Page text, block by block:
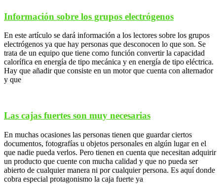
Información sobre los grupos electrógenos
En este artículo se dará información a los lectores sobre los grupos
electrógenos ya que hay personas que desconocen lo que son. Se
trata de un equipo que tiene como función convertir la capacidad
calorífica en energía de tipo mecánica y en energía de tipo eléctrica.
Hay que añadir que consiste en un motor que cuenta con alternador
y que
Las cajas fuertes son muy necesarias
En muchas ocasiones las personas tienen que guardar ciertos
documentos, fotografías u objetos personales en algún lugar en el
que nadie pueda verlos. Pero tienen en cuenta que necesitan adquirir
un producto que cuente con mucha calidad y que no pueda ser
abierto de cualquier manera ni por cualquier persona. Es aquí donde
cobra especial protagonismo la caja fuerte ya